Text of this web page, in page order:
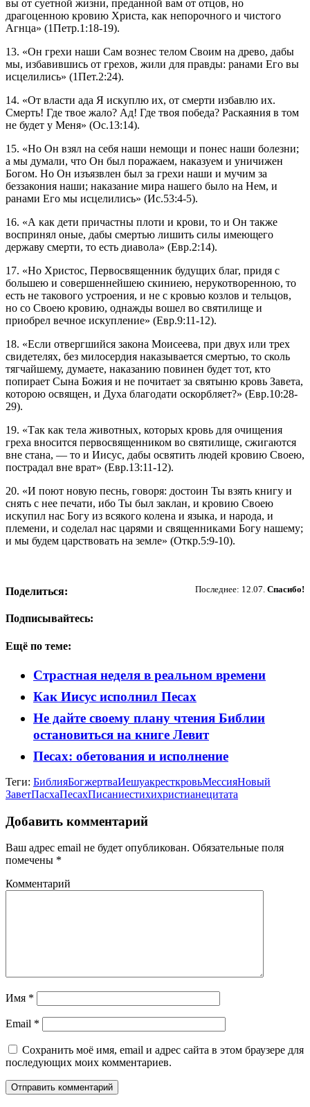
вы от суетной жизни, преданной вам от отцов, но
драгоценною кровию Христа, как непорочного и чистого
Агнца» (1Петр.1:18-19).
13. «Он грехи наши Сам вознес телом Своим на древо, дабы
мы, избавившись от грехов, жили для правды: ранами Его вы
исцелились» (1Пет.2:24).
14. «От власти ада Я искуплю их, от смерти избавлю их.
Смерть! Где твое жало? Ад! Где твоя победа? Раскаяния в том
не будет у Меня» (Ос.13:14).
15. «Но Он взял на себя наши немощи и понес наши болезни;
а мы думали, что Он был поражаем, наказуем и уничижен
Богом. Но Он изъязвлен был за грехи наши и мучим за
беззакония наши; наказание мира нашего было на Нем, и
ранами Его мы исцелились» (Ис.53:4-5).
16. «А как дети причастны плоти и крови, то и Он также
воспринял оные, дабы смертью лишить силы имеющего
державу смерти, то есть диавола» (Евр.2:14).
17. «Но Христос, Первосвященник будущих благ, придя с
большею и совершеннейшею скиниею, нерукотворенною, то
есть не такового устроения, и не с кровью козлов и тельцов,
но со Своею кровию, однажды вошел во святилище и
приобрел вечное искупление» (Евр.9:11-12).
18. «Если отвергшийся закона Моисеева, при двух или трех
свидетелях, без милосердия наказывается смертью, то сколь
тягчайшему, думаете, наказанию повинен будет тот, кто
попирает Сына Божия и не почитает за святыню кровь Завета,
которою освящен, и Духа благодати оскорбляет?» (Евр.10:28-
29).
19. «Так как тела животных, которых кровь для очищения
греха вносится первосвященником во святилище, сжигаются
вне стана, — то и Иисус, дабы освятить людей кровию Своею,
пострадал вне врат» (Евр.13:11-12).
20. «И поют новую песнь, говоря: достоин Ты взять книгу и
снять с нее печати, ибо Ты был заклан, и кровию Своею
искупил нас Богу из всякого колена и языка, и народа, и
племени, и соделал нас царями и священниками Богу нашему;
и мы будем царствовать на земле» (Откр.5:9-10).
Последнее: 12.07. Спасибо!
Поделиться:
Подписывайтесь:
Ещё по теме:
Страстная неделя в реальном времени
Как Иисус исполнил Песах
Не дайте своему плану чтения Библии
остановиться на книге Левит
Песах: обетования и исполнение
Теги: БиблияБогжертваИешуакресткровьМессияНовый
ЗаветПасхаПесахПисаниестихихристианецитата
Добавить комментарий
Ваш адрес email не будет опубликован. Обязательные поля
помечены *
Комментарий
Имя *
Email *
Сохранить моё имя, email и адрес сайта в этом браузере для
последующих моих комментариев.